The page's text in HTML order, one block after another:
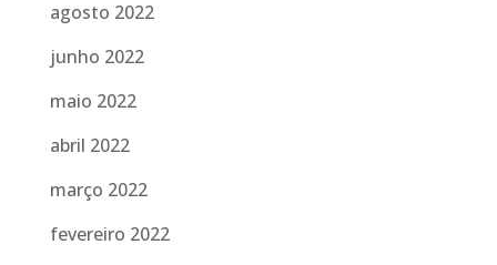
agosto 2022
junho 2022
maio 2022
abril 2022
março 2022
fevereiro 2022